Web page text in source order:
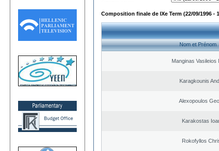
Composition finale de IXe Term (22/09/1996 -
Nom et Prénom
Manginas Vasileios
Karagkounis
Alexopoulos
Karakostas
Rokofyllos